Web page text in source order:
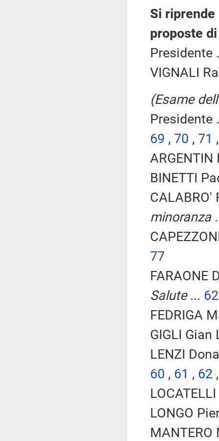
Si
proposte
Presidente
VIGNALI
(Esame
Presidente
69 , 70 , 71
BINETTI
CALABRO'
minoranza
77
FARAONE
Salute... 62
FEDRIGA
GIGLI Gian
LENZI
60 , 61 , 62
LONGO